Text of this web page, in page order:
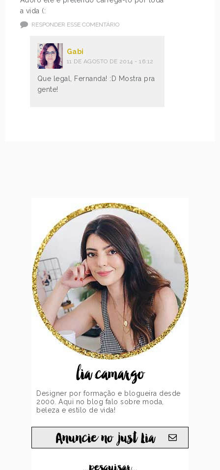
a vida (:
RESPONDER ESSE COMENTÁRIO
Gabi
11 DE AGOSTO DE 2014 - 16:12
Que legal, Fernanda! :D Mostra pra
gente!
lia camargo
Designer por formação e blogueira desde
2000. Aqui no blog falo sobre moda,
beleza e estilo de vida!
Anuncie no just Lia